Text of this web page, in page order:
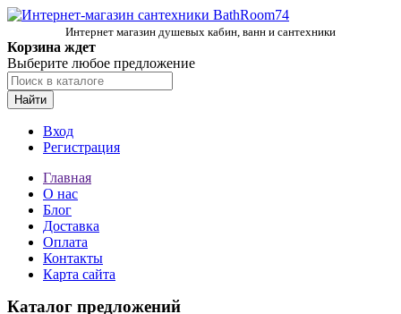
Интернет магазин душевых кабин, ванн и сантехники
Корзина ждет
Выберите любое предложение
Найти
Вход
Регистрация
Главная
О нас
Блог
Доставка
Оплата
Контакты
Карта сайта
Каталог предложений